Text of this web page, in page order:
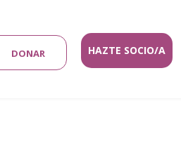
HAZTE SOCIO/A
DONAR